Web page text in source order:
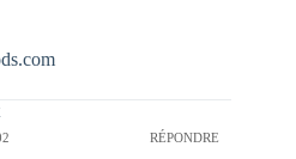
RÉPONDRE